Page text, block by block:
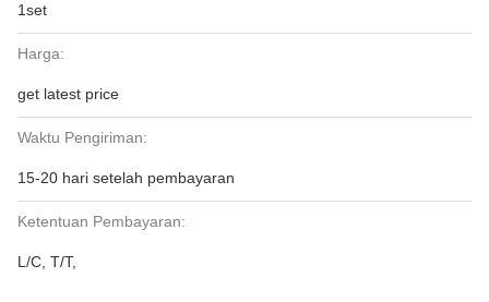
1set
Harga:
get latest price
Waktu Pengiriman:
15-20 hari setelah pembayaran
Ketentuan Pembayaran:
L/C, T/T,